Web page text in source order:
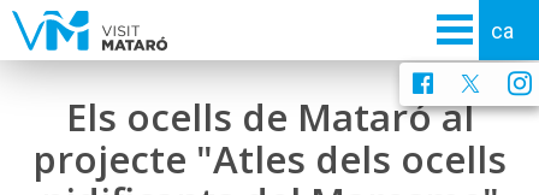
Els ocells de Mataró al
projecte "Atles dels ocells